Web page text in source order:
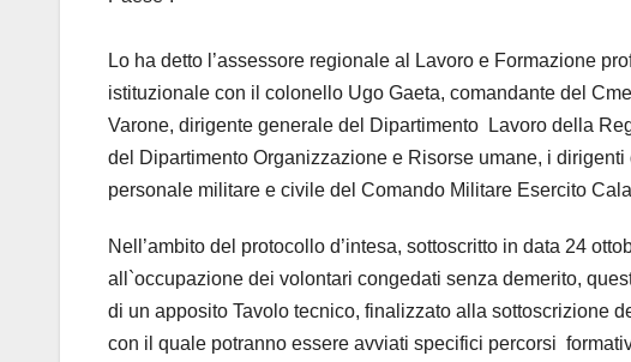
Lo ha detto l’assessore regionale al Lavoro e Formazione
istituzionale con il colonello Ugo Gaeta, comandante del
Varone, dirigente generale del Dipartimento Lavoro della
del Dipartimento Organizzazione e Risorse umane, i
personale militare e civile del Comando Militare Esercito
Nell’ambito del protocollo d’intesa, sottoscritto in data 24
all`occupazione dei volontari congedati senza demerito,
di un apposito Tavolo tecnico, finalizzato alla sottoscrizione
con il quale potranno essere avviati specifici percorsi